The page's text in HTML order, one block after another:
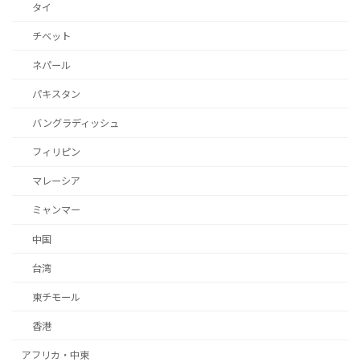
タイ
チベット
ネパール
パキスタン
バングラディッシュ
フィリピン
マレーシア
ミャンマー
中国
台湾
東チモール
香港
アフリカ・中東